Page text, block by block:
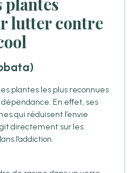
plantes
lutter contre
plantes les plus reconnues
En effet, ses
qui réduisent l’envie
directement sur les
l’addiction.